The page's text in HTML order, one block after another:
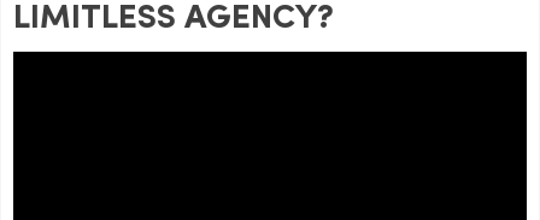
LIMITLESS AGENCY?